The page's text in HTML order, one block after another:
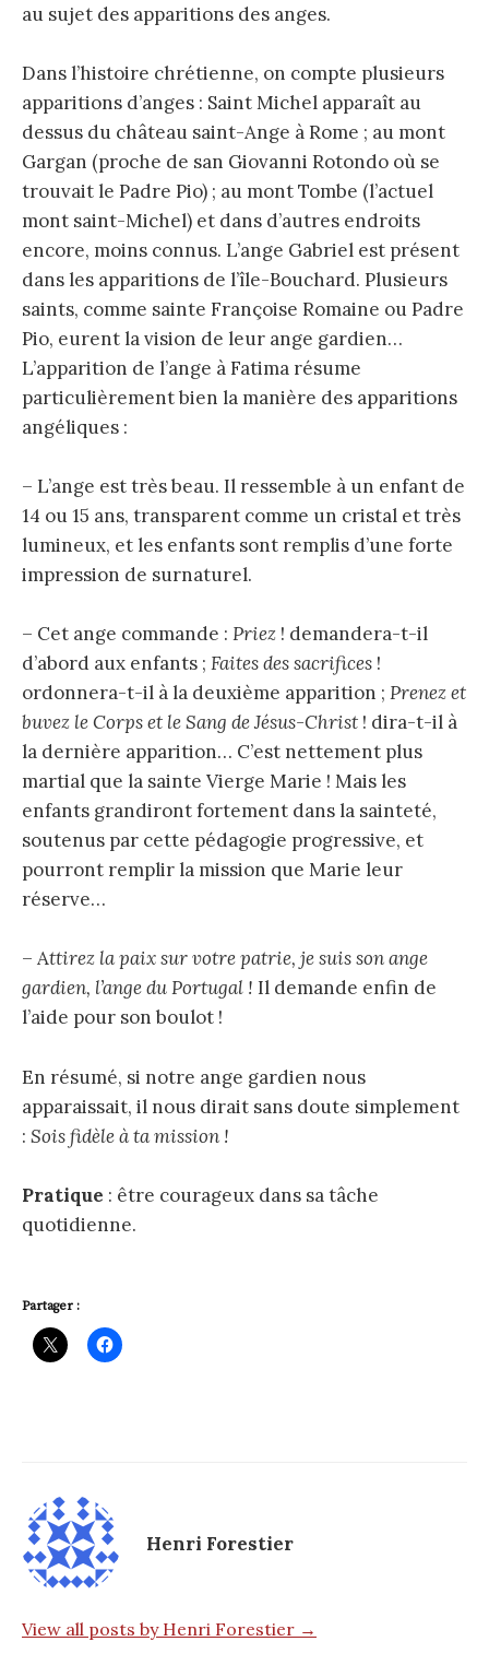
au sujet des apparitions des anges.
Dans l’histoire chrétienne, on compte plusieurs
apparitions d’anges : Saint Michel apparaît au
dessus du château saint-Ange à Rome ; au mont
Gargan (proche de san Giovanni Rotondo où se
trouvait le Padre Pio) ; au mont Tombe (l’actuel
mont saint-Michel) et dans d’autres endroits
encore, moins connus. L’ange Gabriel est présent
dans les apparitions de l’île-Bouchard. Plusieurs
saints, comme sainte Françoise Romaine ou Padre
Pio, eurent la vision de leur ange gardien…
L’apparition de l’ange à Fatima résume
particulièrement bien la manière des apparitions
angéliques :
– L’ange est très beau. Il ressemble à un enfant de
14 ou 15 ans, transparent comme un cristal et très
lumineux, et les enfants sont remplis d’une forte
impression de surnaturel.
– Cet ange commande : Priez ! demandera-t-il
d’abord aux enfants ; Faites des sacrifices !
ordonnera-t-il à la deuxième apparition ; Prenez et
buvez le Corps et le Sang de Jésus-Christ ! dira-t-il à
la dernière apparition… C’est nettement plus
martial que la sainte Vierge Marie ! Mais les
enfants grandiront fortement dans la sainteté,
soutenus par cette pédagogie progressive, et
pourront remplir la mission que Marie leur
réserve…
– Attirez la paix sur votre patrie, je suis son ange
gardien, l’ange du Portugal ! Il demande enfin de
l’aide pour son boulot !
En résumé, si notre ange gardien nous
apparaissait, il nous dirait sans doute simplement
: Sois fidèle à ta mission !
Pratique : être courageux dans sa tâche
quotidienne.
Partager :
Henri Forestier
View all posts by Henri Forestier →